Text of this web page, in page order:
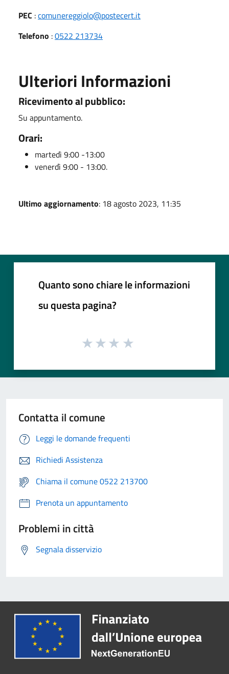
PEC :comunereggiolo@postecert.it
Telefono :0522 213734
Ulteriori Informazioni
Ricevimento al pubblico:
Su appuntamento.
Orari:
martedì 9:00 -13:00
venerdì 9:00 - 13:00.
Ultimo aggiornamento: 18 agosto 2023, 11:35
Quanto sono chiare le informazioni
su questa pagina?
Contatta il comune
Leggi le domande frequenti
Richiedi Assistenza
Chiama il comune 0522 213700
Prenota un appuntamento
Problemi in città
Segnala disservizio